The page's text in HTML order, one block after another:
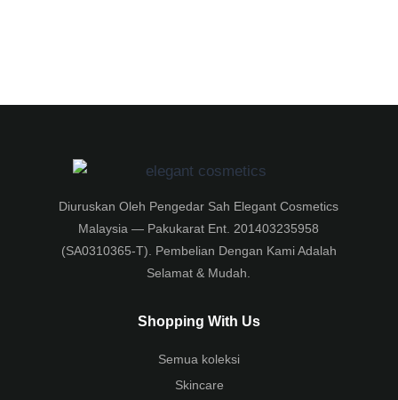
Diuruskan Oleh Pengedar Sah Elegant Cosmetics
Malaysia — Pakukarat Ent. 201403235958
(SA0310365-T). Pembelian Dengan Kami Adalah
Selamat & Mudah.
Shopping With Us
Semua koleksi
Skincare